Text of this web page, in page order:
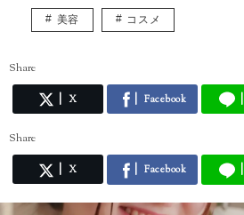
美容 コスメ
Share
X Facebook
Share
X Facebook